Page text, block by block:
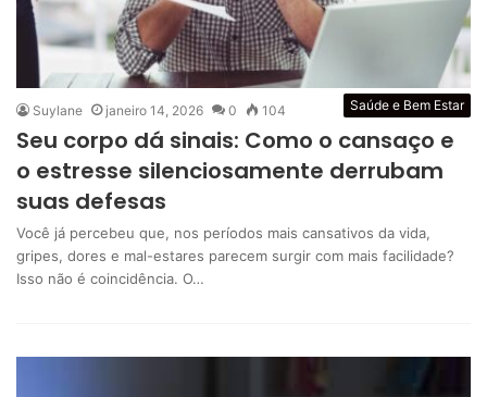
Saúde e Bem Estar
Suylane janeiro 14, 2026 0 104
Seu corpo dá sinais: Como o cansaço e
o estresse silenciosamente derrubam
suas defesas
Você já percebeu que, nos períodos mais cansativos da vida,
gripes, dores e mal-estares parecem surgir com mais facilidade?
Isso não é coincidência. O…